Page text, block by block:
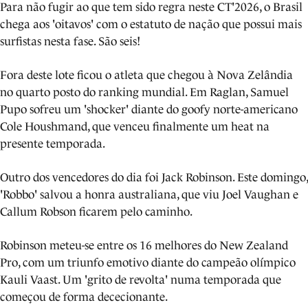
Para não fugir ao que tem sido regra neste CT'2026, o Brasil
chega aos 'oitavos' com o estatuto de nação que possui mais
surfistas nesta fase. São seis!
Fora deste lote ficou o atleta que chegou à Nova Zelândia
no quarto posto do ranking mundial. Em Raglan, Samuel
Pupo sofreu um 'shocker' diante do goofy norte-americano
Cole Houshmand, que venceu finalmente um heat na
presente temporada.
Outro dos vencedores do dia foi Jack Robinson. Este domingo,
'Robbo' salvou a honra australiana, que viu Joel Vaughan e
Callum Robson ficarem pelo caminho.
Robinson meteu-se entre os 16 melhores do New Zealand
Pro, com um triunfo emotivo diante do campeão olímpico
Kauli Vaast. Um 'grito de revolta' numa temporada que
começou de forma dececionante.